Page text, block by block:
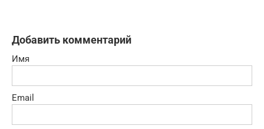
Добавить комментарий
Имя
Email